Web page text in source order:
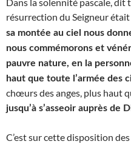
résurrection du Seigneur
sa montée au ciel nous
nous commémorons et
pauvre nature, en la
haut que toute l’armée des
chœurs des anges, plus haut
jusqu’à s’asseoir auprès de
C’est sur cette disposition